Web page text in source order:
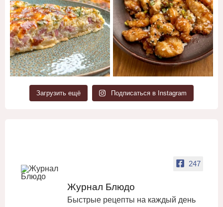
Загрузить ещё Подписаться в Instagram
247
Журнал Блюдо
Быстрые рецепты на каждый день